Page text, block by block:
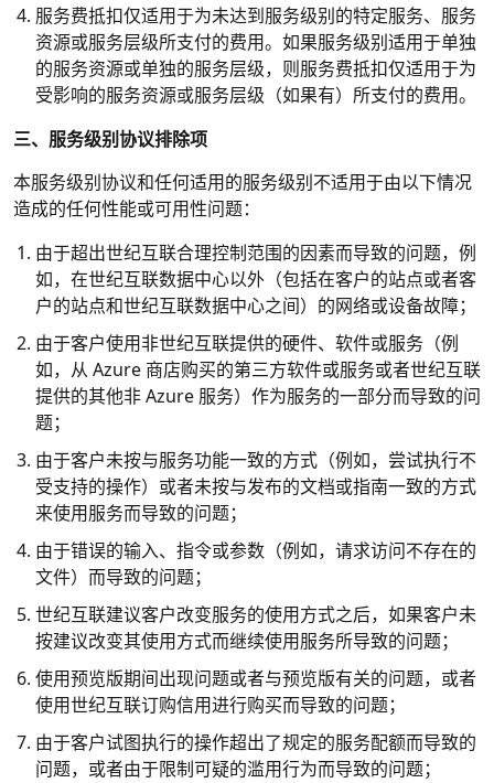
服务费抵扣仅适用于为未达到服务级别的特定服务、服务
资源或服务层级所支付的费用。如果服务级别适用于单独
的服务资源或单独的服务层级，则服务费抵扣仅适用于为
受影响的服务资源或服务层级（如果有）所支付的费用。
三、服务级别协议排除项
本服务级别协议和任何适用的服务级别不适用于由以下情况
造成的任何性能或可用性问题：
由于超出世纪互联合理控制范围的因素而导致的问题，例
如，在世纪互联数据中心以外（包括在客户的站点或者客
户的站点和世纪互联数据中心之间）的网络或设备故障；
由于客户使用非世纪互联提供的硬件、软件或服务（例
如，从 Azure 商店购买的第三方软件或服务或者世纪互联
提供的其他非 Azure 服务）作为服务的一部分而导致的问
题；
由于客户未按与服务功能一致的方式（例如，尝试执行不
受支持的操作）或者未按与发布的文档或指南一致的方式
来使用服务而导致的问题；
由于错误的输入、指令或参数（例如，请求访问不存在的
文件）而导致的问题；
世纪互联建议客户改变服务的使用方式之后，如果客户未
按建议改变其使用方式而继续使用服务所导致的问题；
使用预览版期间出现问题或者与预览版有关的问题，或者
使用世纪互联订购信用进行购买而导致的问题；
由于客户试图执行的操作超出了规定的服务配额而导致的
问题，或者由于限制可疑的滥用行为而导致的问题；